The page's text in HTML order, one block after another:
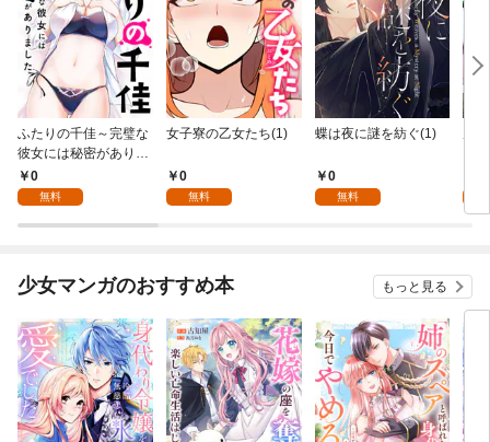
ふたりの千佳～完璧な
彼女には秘密がありま
した(1)
0
無料
女子寮の乙女たち(1)
0
無料
蝶は夜に謎を紡ぐ(1)
0
無料
少女マンガのおすすめ本 もっと見る